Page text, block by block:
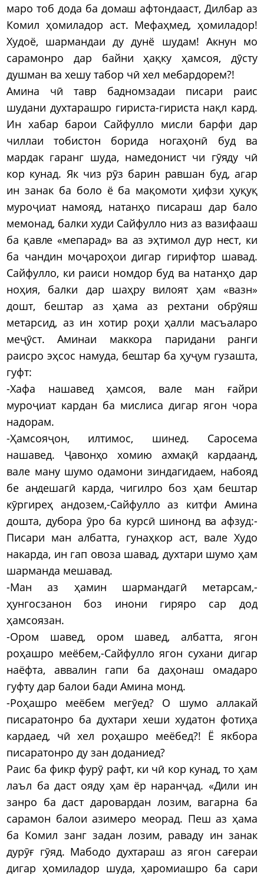
маро тоб дода ба домаш афтондааст, Дилбар аз
Комил ҳомиладор аст. Мефаҳмед, ҳомиладор!
Худоё, шармандаи ду дунё шудам! Акнун мо
сарамонро дар байни ҳақку ҳамсоя, дӯсту
душман ва хешу табор чӣ хел мебардорем?!
Амина чӣ тавр бадномзадаи писари раис
шудани духтарашро гириста-гириста нақл кард.
Ин хабар барои Сайфулло мисли барфи дар
чиллаи тобистон борида ногаҳонӣ буд ва
мардак гаранг шуда, намедонист чи гӯяду чӣ
кор кунад. Як чиз рӯз барин равшан буд, агар
ин занак ба боло ё ба мақомоти ҳифзи ҳуқуқ
муроҷиат намояд, натанҳо писараш дар бало
мемонад, балки худи Сайфулло низ аз вазифааш
ба қавле «мепарад» ва аз эҳтимол дур нест, ки
ба чандин моҷароҳои дигар гирифтор шавад.
Сайфулло, ки раиси номдор буд ва натанҳо дар
ноҳия, балки дар шаҳру вилоят ҳам «вазн»
дошт, бештар аз ҳама аз рехтани обрӯяш
метарсид, аз ин хотир роҳи ҳалли масъаларо
меҷӯст. Аминаи маккора паридани ранги
раисро эҳсос намуда, бештар ба ҳуҷум гузашта,
гуфт:
-Хафа нашавед ҳамсоя, вале ман ғайри
муроҷиат кардан ба мислиса дигар ягон чора
надорам.
-Ҳамсояҷон, илтимос, шинед. Саросема
нашавед. Ҷавонҳо хомию ахмақӣ кардаанд,
вале ману шумо одамони зиндагидаем, набояд
бе андешагӣ карда, чигилро боз ҳам бештар
кӯргиреҳ андозем,-Сайфулло аз китфи Амина
дошта, дубора ӯро ба курсӣ шинонд ва афзуд:-
Писари ман албатта, гунаҳкор аст, вале Худо
накарда, ин гап овоза шавад, духтари шумо ҳам
шарманда мешавад.
-Ман аз ҳамин шармандагӣ метарсам,-
ҳунгосзанон боз инони гиряро сар дод
ҳамсоязан.
-Ором шавед, ором шавед, албатта, ягон
роҳашро меёбем,-Сайфулло ягон сухани дигар
наёфта, аввалин гапи ба даҳонаш омадаро
гуфту дар балои бади Амина монд.
-Роҳашро меёбем мегӯед? О шумо аллакай
писаратонро ба духтари хеши худатон фотиҳа
кардаед, чӣ хел роҳашро меёбед?! Ё якбора
писаратонро ду зан доданиед?
Раис ба фикр фурӯ рафт, ки чӣ кор кунад, то ҳам
лаъл ба даст ояду ҳам ёр наранҷад. «Дили ин
занро ба даст даровардан лозим, вагарна ба
сарамон балои азимеро меорад. Пеш аз ҳама
ба Комил занг задан лозим, раваду ин занак
дурӯғ гӯяд. Мабодо духтараш аз ягон сағераи
дигар ҳомиладор шуда, ҳаромиашро ба сари